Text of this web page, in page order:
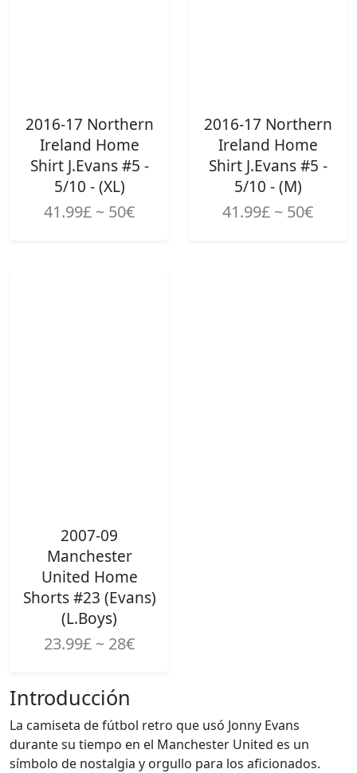
2016-17 Northern
Ireland Home
Shirt J.Evans #5 -
5/10 - (XL)
41.99£ ~ 50€
2016-17 Northern
Ireland Home
Shirt J.Evans #5 -
5/10 - (M)
41.99£ ~ 50€
2007-09
Manchester
United Home
Shorts #23 (Evans)
(L.Boys)
23.99£ ~ 28€
Introducción
La camiseta de fútbol retro que usó Jonny Evans
durante su tiempo en el Manchester United es un
símbolo de nostalgia y orgullo para los aficionados.